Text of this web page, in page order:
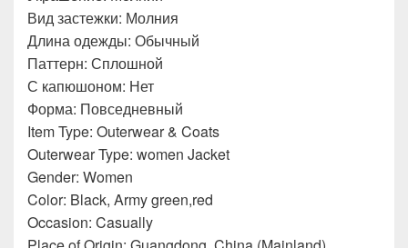
Вид застежки: Молния
Длина одежды: Обычный
Паттерн: Сплошной
С капюшоном: Нет
Форма: Повседневный
Item Type: Outerwear & Coats
Outerwear Type: women Jacket
Gender: Women
Color: Black, Army green,red
Occasion: Casually